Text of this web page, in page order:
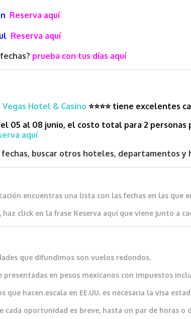
Reserva aquí
Reserva aquí
prueba con tus días aquí
Vegas Hotel & Casino ⭐⭐⭐⭐ tiene excelentes
05 al 08 junio, el costo total para 2 personas
aquí
fechas, buscar otros hoteles, departamentos y
encuentras una lista con las fechas en las que
haz click en la frase Reserva aquí que viene junto a
que difundimos son vuelos redondos.
presentadas en pesos mexicanos con impuestos
que hacen escala en EE.UU. es necesaria la visa
cada oportunidad es breve, hasta un par de horas o